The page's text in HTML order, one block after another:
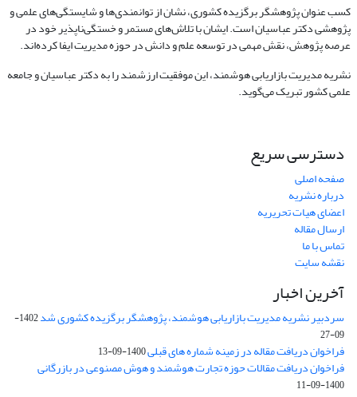
کسب عنوان پژوهشگر برگزیده کشوری، نشان از توانمندی‌ها و شایستگی‌های علمی و
پژوهشی دکتر عباسیان است. ایشان با تلاش‌های مستمر و خستگی‌ناپذیر خود در
عرصه پژوهش، نقش مهمی در توسعه علم و دانش در حوزه مدیریت ایفا کرده‌اند.
نشریه مدیریت بازاریابی هوشمند، این موفقیت ارزشمند را به دکتر عباسیان و جامعه
علمی کشور تبریک می‌گوید.
دسترسی سریع
صفحه اصلی
درباره نشریه
اعضای هیات تحریریه
ارسال مقاله
تماس با ما
نقشه سایت
آخرین اخبار
سردبیر نشریه مدیریت بازاریابی هوشمند، پژوهشگر برگزیده کشوری شد
1402-
09-27
فراخوان دریافت مقاله در زمینه شماره های قبلی1400-09-13
فراخوان دریافت مقالات حوزه تجارت هوشمند و هوش مصنوعی در بازرگانی
1400-09-11